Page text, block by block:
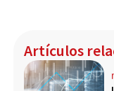
Artículos